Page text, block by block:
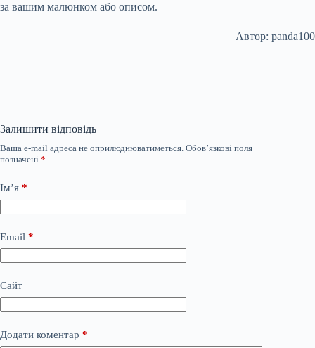
за вашим малюнком або описом.
Автор: panda100
Залишити відповідь
Ваша e-mail адреса не оприлюднюватиметься. Обов’язкові поля
позначені *
Ім’я *
Email *
Сайт
Додати коментар *